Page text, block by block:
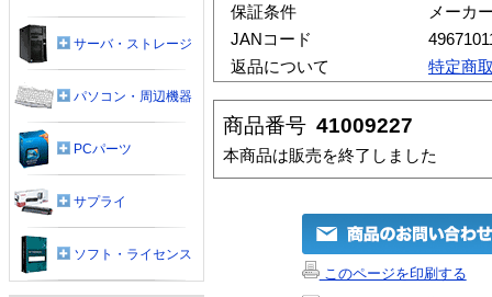
保証条件
メーカ
JANコード
返品について
特定商
商品番号 41009227
本商品は販売を終了しました
このページを印刷する
サーバ・ストレージ
パソコン・周辺機器
PCパーツ
サプライ
ソフト・ライセンス